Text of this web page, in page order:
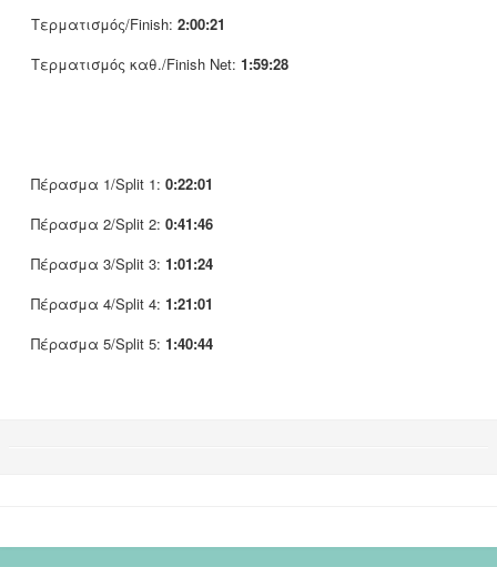
Τερματισμός/Finish: 2:00:21
Τερματισμός καθ./Finish Net: 1:59:28
Πέρασμα 1/Split 1: 0:22:01
Πέρασμα 2/Split 2: 0:41:46
Πέρασμα 3/Split 3: 1:01:24
Πέρασμα 4/Split 4: 1:21:01
Πέρασμα 5/Split 5: 1:40:44